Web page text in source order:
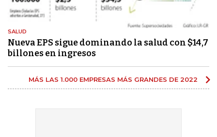
SALUD
Nueva EPS sigue dominando la salud con $14,7
billones en ingresos
MÁS LAS 1.000 EMPRESAS MÁS GRANDES DE 2022